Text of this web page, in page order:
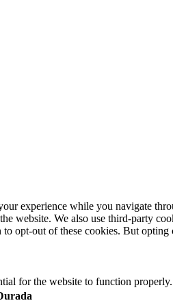
experience while you navigate
website. We also use third-party
opt-out of these cookies. But
for the website to function